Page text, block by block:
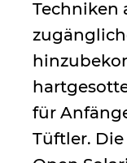
Techniken
für
Tüftler.